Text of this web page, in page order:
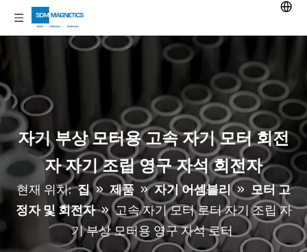
자기 부상 모터용 고속 자기 모터 회전
자 자기 조립 영구 자석 회전자
현재 위치: 집 » 제품 » 자기 어셈블리 » 모터 고
정자 및 회전자 » 고속 자기 모터 로터 자기 조립 자
기 부상 모터용 영구 자석 로터